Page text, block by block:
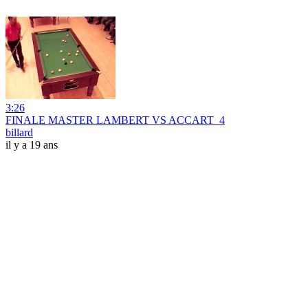
3:26
FINALE MASTER LAMBERT VS ACCART_4
billard
il y a 19 ans